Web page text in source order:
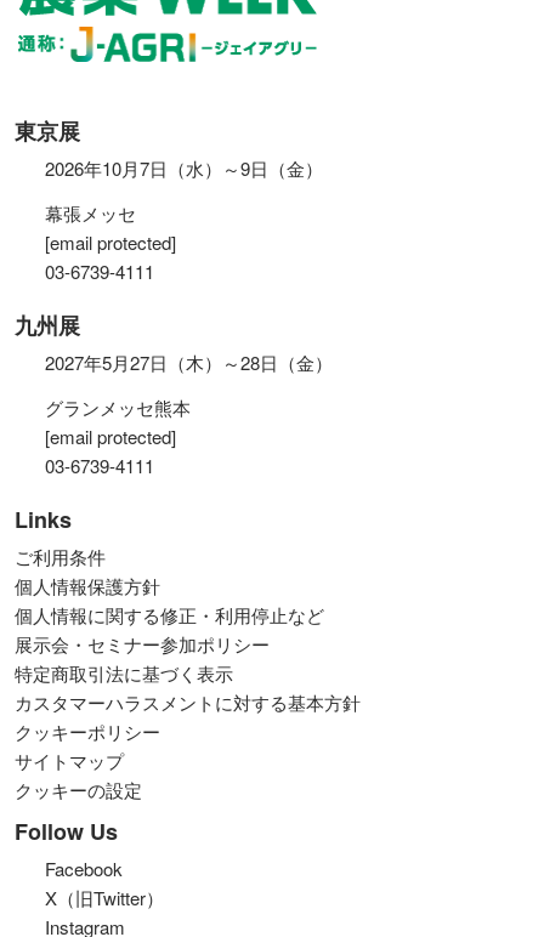
東京展
2026年10月7日（水）～9日（金）
幕張メッセ
[email protected]
03-6739-4111
九州展
2027年5月27日（木）～28日（金）
グランメッセ熊本
[email protected]
03-6739-4111
Links
ご利用条件
個人情報保護方針
個人情報に関する修正・利用停止など
展示会・セミナー参加ポリシー
特定商取引法に基づく表示
カスタマーハラスメントに対する基本方針
クッキーポリシー
サイトマップ
クッキーの設定
Follow Us
Facebook
X（旧Twitter）
Instagram